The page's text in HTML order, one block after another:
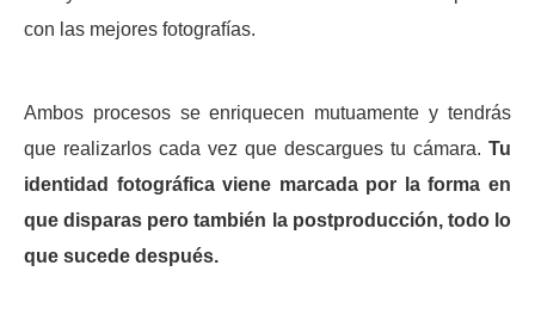
con las mejores fotografías.
Ambos procesos se enriquecen mutuamente y tendrás
que realizarlos cada vez que descargues tu cámara. Tu
identidad fotográfica viene marcada por la forma en
que disparas pero también la postproducción, todo lo
que sucede después.